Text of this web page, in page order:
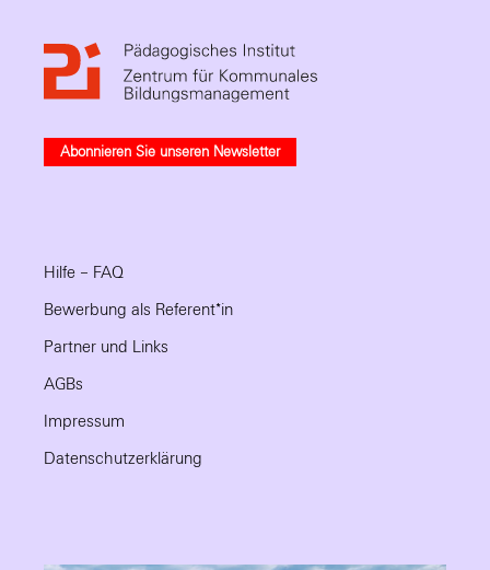
Abonnieren Sie unseren Newsletter
Hilfe – FAQ
Bewerbung als Referent*in
Partner und Links
AGBs
Impressum
Datenschutzerklärung